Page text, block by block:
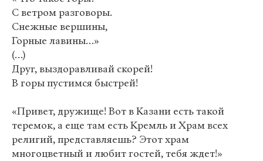
С ветром разговоры.
Снежные вершины,
Горные лавины…»
(…)
Друг, выздоравливай скорей!
В горы пустимся быстрей!
«Привет, дружище! Вот в Казани есть такой
теремок, а еще там есть Кремль и Храм всех
религий, представляешь? Этот храм
многоцветный и любит гостей, тебя ждет!»